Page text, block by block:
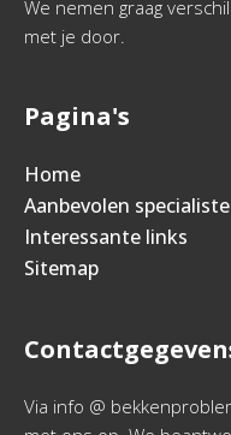
We nemen graag
met je door.
Pagina's
Home
Aanbevolen
Interessante links
Sitemap
Via info @